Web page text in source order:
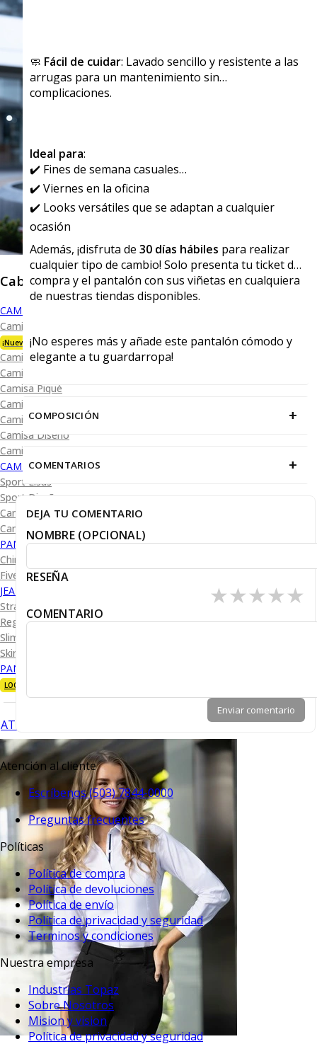
Caballero
CAMISAS
Camisa Premium Bambú
¡Nueva Colección!
Camisa Blanca
Camisa Performance
Camisa Piqué
Camisa Oxford
Camisa Lisa y Textura
Camisa Diseño
Camisa Cuadro y Raya
CAMISA SPORT
Sport Lisas
Sport Diseño
Camiseta Lisa
Camiseta Diseño
PANTALÓN CASUAL
Chino
Five Pocket
JEANS
Straight Fit
Regular Fit
Slim Fit
Skinny Fit
PANTALÓN DE VESTIR
LOOKS
ATRÁS
🧼 Fácil de cuidar: Lavado sencillo y resistente a las
arrugas para un mantenimiento sin
complicaciones.
Ideal para:
✔️ Fines de semana casuales
✔️ Viernes en la oficina
✔️ Looks versátiles que se adaptan a cualquier
ocasión
Además, ¡disfruta de 30 días hábiles para realizar
cualquier tipo de cambio! Solo presenta tu ticket de
compra y el pantalón con sus viñetas en cualquiera
de nuestras tiendas disponibles.
¡No esperes más y añade este pantalón cómodo y
elegante a tu guardarropa!
COMPOSICIÓN +
COMENTARIOS +
DEJA TU COMENTARIO
NOMBRE (OPCIONAL)
RESEÑA
★
★
★
★
★
COMENTARIO
Enviar comentario
Atención al cliente
Escríbenos (503) 7844-0000
Preguntas frecuentes
Políticas
Política de compra
Política de devoluciones
Política de envío
Política de privacidad y seguridad
Terminos y condiciones
Nuestra empresa
Industrias Topaz
Sobre Nosotros
Mision y vision
Política de privacidad y seguridad